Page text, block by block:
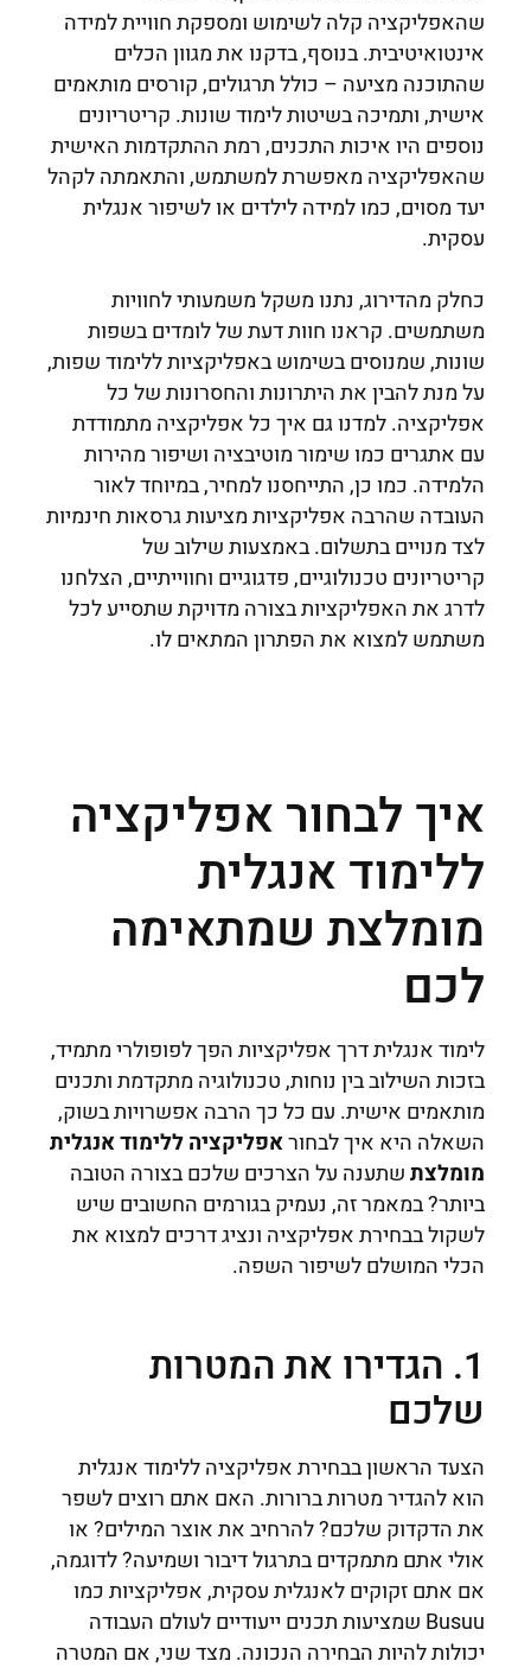
שהאפליקציה קלה לשימוש ומספקת חוויית למידה
אינטואיטיבית. בנוסף, בדקנו את מגוון הכלים
שהתוכנה מציעה – כולל תרגולים, קורסים מותאמים
אישית, ותמיכה בשיטות לימוד שונות. קריטריונים
נוספים היו איכות התכנים, רמת ההתקדמות האישית
שהאפליקציה מאפשרת למשתמש, והתאמתה לקהל
יעד מסוים, כמו למידה לילדים או לשיפור אנגלית
עסקית.
כחלק מהדירוג, נתנו משקל משמעותי לחוויות
משתמשים. קראנו חוות דעת של לומדים בשפות
שונות, שמנוסים בשימוש באפליקציות ללימוד שפות,
על מנת להבין את היתרונות והחסרונות של כל
אפליקציה. למדנו גם איך כל אפליקציה מתמודדת
עם אתגרים כמו שימור מוטיבציה ושיפור מהירות
הלמידה. כמו כן, התייחסנו למחיר, במיוחד לאור
העובדה שהרבה אפליקציות מציעות גרסאות חינמיות
לצד מנויים בתשלום. באמצעות שילוב של
קריטריונים טכנולוגיים, פדגוגיים וחווייתיים, הצלחנו
לדרג את האפליקציות בצורה מדויקת שתסייע לכל
משתמש למצוא את הפתרון המתאים לו.
איך לבחור אפליקציה
ללימוד אנגלית
מומלצת שמתאימה
לכם
לימוד אנגלית דרך אפליקציות הפך לפופולרי מתמיד,
בזכות השילוב בין נוחות, טכנולוגיה מתקדמת ותכנים
מותאמים אישית. עם כל כך הרבה אפשרויות בשוק,
השאלה היא איך לבחוראפליקציה ללימוד אנגלית
מומלצתשתענה על הצרכים שלכם בצורה הטובה
ביותר? במאמר זה, נעמיק בגורמים החשובים שיש
לשקול בבחירת אפליקציה ונציג דרכים למצוא את
הכלי המושלם לשיפור השפה.
1. הגדירו את המטרות
שלכם
הצעד הראשון בבחירת אפליקציה ללימוד אנגלית
הוא להגדיר מטרות ברורות. האם אתם רוצים לשפר
את הדקדוק שלכם? להרחיב את אוצר המילים? או
אולי אתם מתמקדים בתרגול דיבור ושמיעה? לדוגמה,
אם אתם זקוקים לאנגלית עסקית, אפליקציות כמו
Busuu שמציעות תכנים ייעודיים לעולם העבודה
יכולות להיות הבחירה הנכונה. מצד שני, אם המטרה